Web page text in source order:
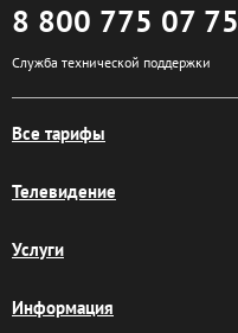
8 800 775 07 75
Служба технической поддержки
Все тарифы
Телевидение
Услуги
Информация